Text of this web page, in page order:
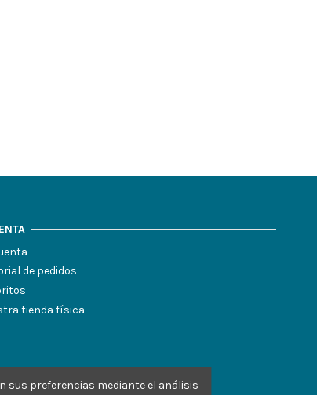
de pedidos
tienda física
sus preferencias mediante el análisis